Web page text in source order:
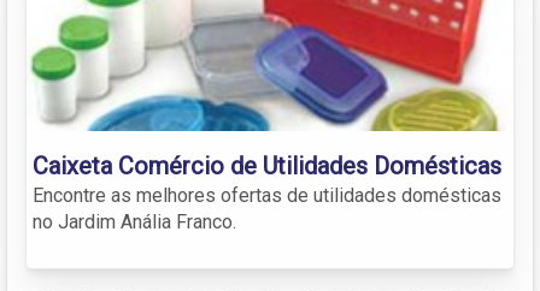
Caixeta Comércio de Utilidades Domésticas
Encontre as melhores ofertas de utilidades domésticas
no Jardim Anália Franco.